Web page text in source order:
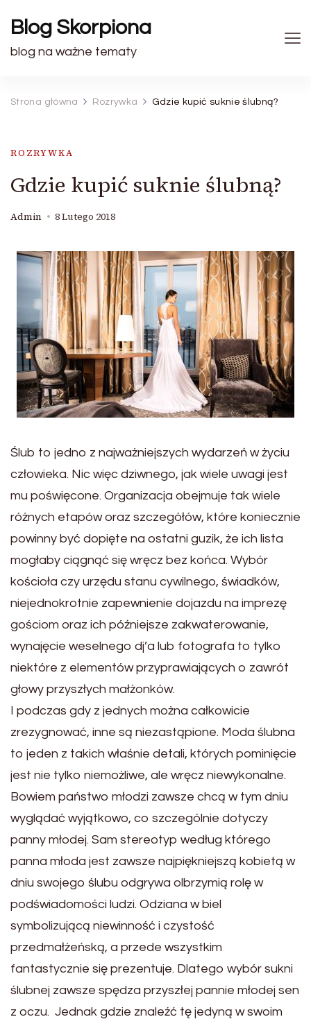
Blog Skorpiona
blog na ważne tematy
Strona główna Rozrywka Gdzie kupić suknie ślubną?
ROZRYWKA
Gdzie kupić suknie ślubną?
Admin 8 Lutego 2018
Ślub to jedno z najważniejszych wydarzeń w życiu
człowieka. Nic więc dziwnego, jak wiele uwagi jest
mu poświęcone. Organizacja obejmuje tak wiele
różnych etapów oraz szczegółów, które koniecznie
powinny być dopięte na ostatni guzik, że ich lista
mogłaby ciągnąć się wręcz bez końca. Wybór
kościoła czy urzędu stanu cywilnego, świadków,
niejednokrotnie zapewnienie dojazdu na imprezę
gościom oraz ich późniejsze zakwaterowanie,
wynajęcie weselnego dj’a lub fotografa to tylko
niektóre z elementów przyprawiających o zawrót
głowy przyszłych małżonków.
I podczas gdy z jednych można całkowicie
zrezygnować, inne są niezastąpione. Moda ślubna
to jeden z takich właśnie detali, których pominięcie
jest nie tylko niemożliwe, ale wręcz niewykonalne.
Bowiem państwo młodzi zawsze chcą w tym dniu
wyglądać wyjątkowo, co szczególnie dotyczy
panny młodej. Sam stereotyp według którego
panna młoda jest zawsze najpiękniejszą kobietą w
dniu swojego ślubu odgrywa olbrzymią rolę w
podświadomości ludzi. Odziana w biel
symbolizującą niewinność i czystość
przedmałżeńską, a przede wszystkim
fantastycznie się prezentuje. Dlatego wybór sukni
ślubnej zawsze spędza przyszłej pannie młodej sen
z oczu. Jednak gdzie znaleźć tę jedyną w swoim